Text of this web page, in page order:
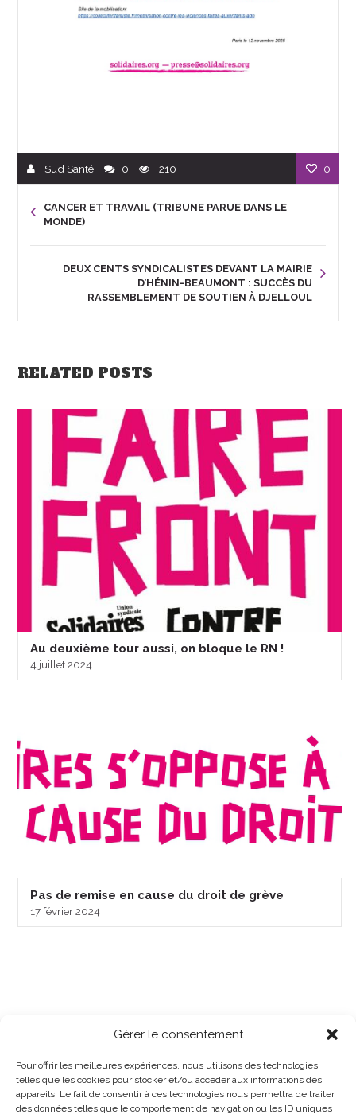
Gérer le consentement
Pour offrir les meilleures expériences, nous utilisons des technologies
telles que les cookies pour stocker et/ou accéder aux informations des
appareils. Le fait de consentir à ces technologies nous permettra de traiter
des données telles que le comportement de navigation ou les ID uniques
Sud Santé 0 210 0
CANCER ET TRAVAIL (TRIBUNE PARUE DANS LE
MONDE)
DEUX CENTS SYNDICALISTES DEVANT LA MAIRIE
D’HÉNIN-BEAUMONT : SUCCÈS DU
RASSEMBLEMENT DE SOUTIEN À DJELLOUL
RELATED POSTS
Au deuxième tour aussi, on bloque le RN !
4 juillet 2024
Pas de remise en cause du droit de grève
17 février 2024